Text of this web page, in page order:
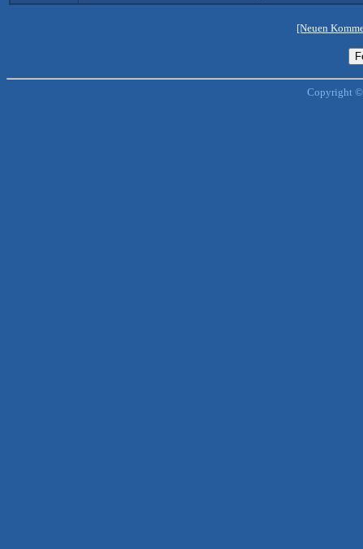
[Neuen
Copyright ©